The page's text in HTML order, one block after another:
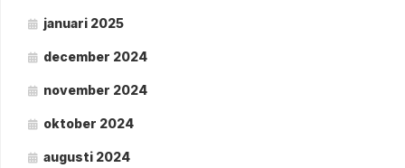
januari 2025
december 2024
november 2024
oktober 2024
augusti 2024